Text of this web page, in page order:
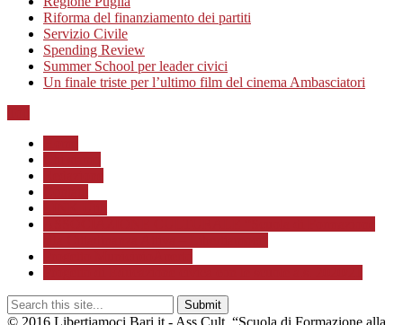
Riforma del finanziamento dei partiti
Servizio Civile
Spending Review
Summer School per leader civici
Un finale triste per l’ultimo film del cinema Ambasciatori
© 2016 Libertiamoci.Bari.it - Ass.Cult. “Scuola di Formazione alla